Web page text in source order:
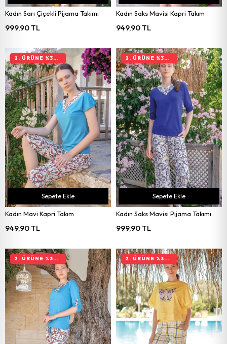
Kadın Sarı Çiçekli Pijama Takımı
999,90 TL
Kadın Saks Mavisi Kapri Takım
949,90 TL
Kadın Mavi Kapri Takım
949,90 TL
Sepete Ekle
2. ÜRÜNE %30 İNDIRIM
Kadın Saks Mavisi Pijama Takımı
999,90 TL
Sepete Ekle
2. ÜRÜNE %30 İNDIRIM
2. ÜRÜNE %30 İNDIRIM 2. ÜRÜNE %30 İNDIRIM